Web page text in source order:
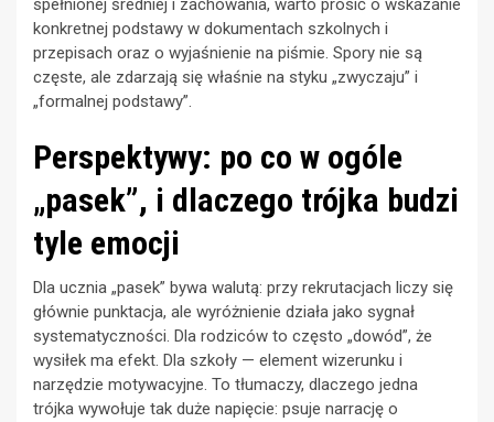
spełnionej średniej i zachowania, warto prosić o wskazanie
konkretnej podstawy w dokumentach szkolnych i
przepisach oraz o wyjaśnienie na piśmie. Spory nie są
częste, ale zdarzają się właśnie na styku „zwyczaju” i
„formalnej podstawy”.
Perspektywy: po co w ogóle
„pasek”, i dlaczego trójka budzi
tyle emocji
Dla ucznia „pasek” bywa walutą: przy rekrutacjach liczy się
głównie punktacja, ale wyróżnienie działa jako sygnał
systematyczności. Dla rodziców to często „dowód”, że
wysiłek ma efekt. Dla szkoły — element wizerunku i
narzędzie motywacyjne. To tłumaczy, dlaczego jedna
trójka wywołuje tak duże napięcie: psuje narrację o